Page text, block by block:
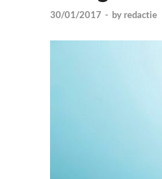
30/01/2017 - by redactie